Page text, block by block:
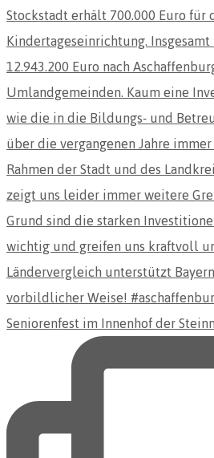
Seniorenfest im Innenhof der